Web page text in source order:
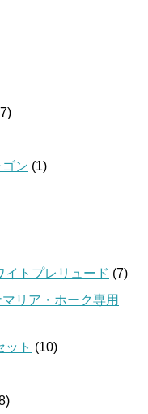
ン (1)
イトプレリュード (7)
リア・ホーク専用
ット (10)